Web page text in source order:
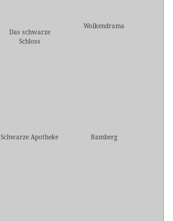
Das schwarze
Schloss
Wolkendrama
Schwarze Apotheke Bamberg